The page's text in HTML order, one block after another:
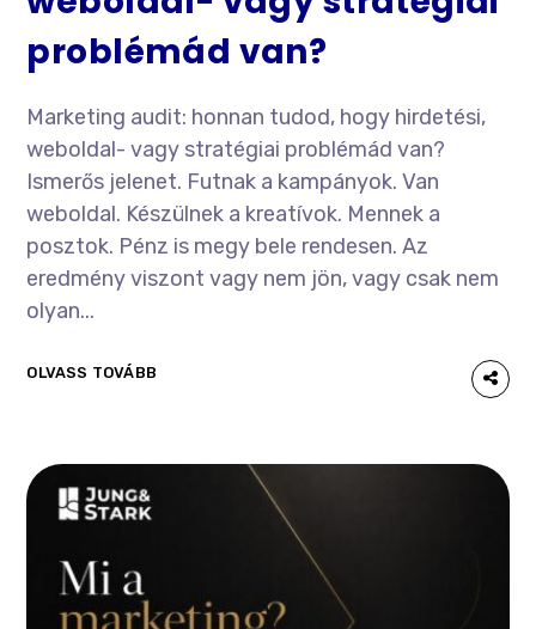
problémád van?
Marketing audit: honnan tudod, hogy hirdetési,
weboldal- vagy stratégiai problémád van?
Ismerős jelenet. Futnak a kampányok. Van
weboldal. Készülnek a kreatívok. Mennek a
posztok. Pénz is megy bele rendesen. Az
eredmény viszont vagy nem jön, vagy csak nem
olyan...
OLVASS TOVÁBB